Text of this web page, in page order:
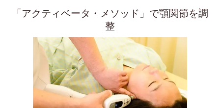
「アクティベータ・メソッド」で顎関節を調
整